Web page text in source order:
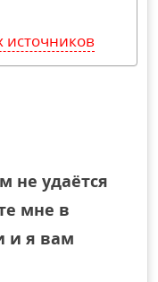
источников
не удаётся
мне в
и я вам